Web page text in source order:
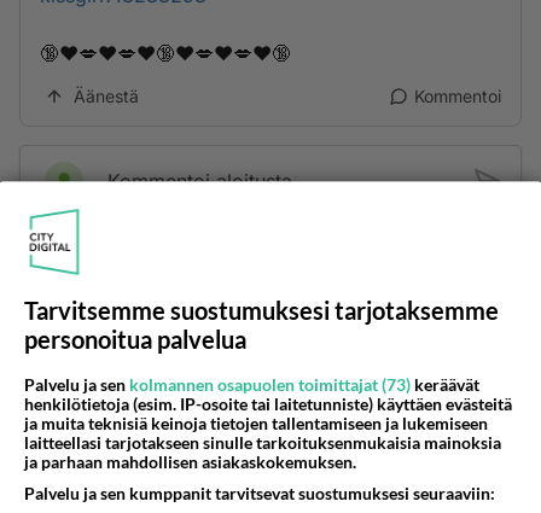
🔞❤️💋❤️💋❤️🔞❤️💋❤️💋❤️🔞
Äänestä Kommentoi
Kommentoi aloitusta...
Takaisin ylös
LUETUIMMAT KESKUSTELUT
PÄIVÄ VIIKKO KUUKAUSI
Martinan bisneksillä ei mene hyvin
1440
Tarvitsemme suostumuksesi tarjotaksemme
personoitua palvelua
Palvelu ja sen kolmannen osapuolen toimittajat (73) keräävät
henkilötietoja (esim. IP-osoite tai laitetunniste) käyttäen evästeitä
ja muita teknisiä keinoja tietojen tallentamiseen ja lukemiseen
laitteellasi tarjotakseen sinulle tarkoituksenmukaisia mainoksia
ja parhaan mahdollisen asiakaskokemuksen.
Palvelu ja sen kumppanit tarvitsevat suostumuksesi seuraaviin: